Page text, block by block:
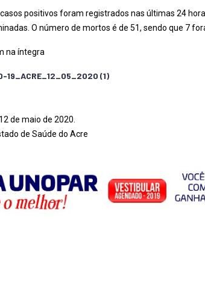
positivos foram registrados nas últimas 24
O número de mortos é de 51, sendo que 7
na íntegra
19_ACRE_12_05_2020 (1)
de maio de 2020.
de Saúde do Acre